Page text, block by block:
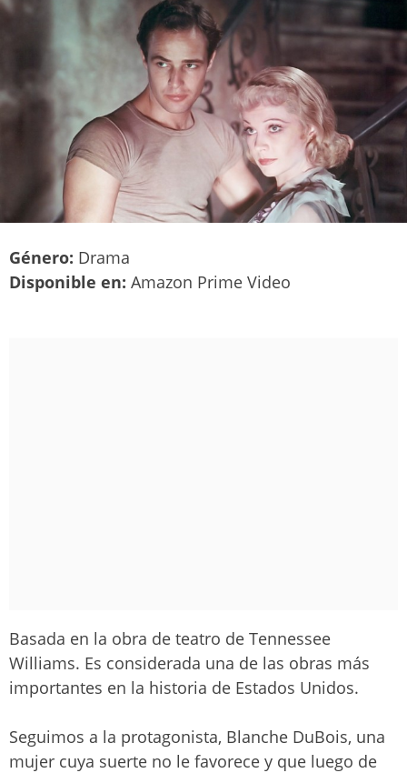
Género: Drama
Disponible en: Amazon Prime Video
Basada en la obra de teatro de Tennessee
Williams. Es considerada una de las obras más
importantes en la historia de Estados Unidos.
Seguimos a la protagonista, Blanche DuBois, una
mujer cuya suerte no le favorece y que luego de